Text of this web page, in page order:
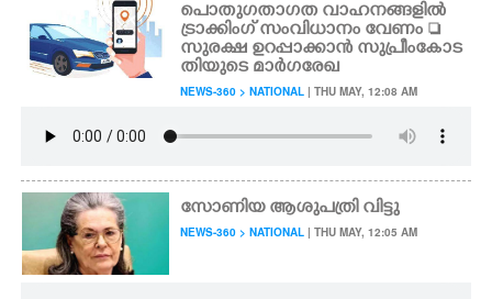
പൊതുഗതാഗത വാഹനങ്ങളിൽ
ട്രാക്കിംഗ് സംവിധാനം വേണം 
സുരക്ഷ ഉറപ്പാക്കാൻ സുപ്രീംകോട
തിയുടെ മാർഗരേഖ
NEWS-360 > NATIONAL | THU MAY, 12:08 AM
സോണിയ ആശുപത്രി വിട്ടു
NEWS-360 > NATIONAL | THU MAY, 12:05 AM